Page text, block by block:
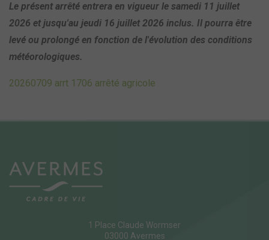
Le présent arrêté entrera en vigueur le samedi 11 juillet
2026 et jusqu'au jeudi 16 juillet 2026 inclus. Il pourra être
levé ou prolongé en fonction de l'évolution des conditions
météorologiques.
20260709 arrt 1706 arrêté agricole
1 Place Claude Wormser
03000 Avermes